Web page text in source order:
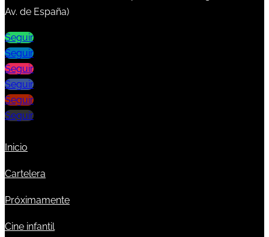
Av. de España)
Seguir
Seguir
Seguir
Seguir
Seguir
Seguir
Inicio
Cartelera
Próximamente
Cine infantil